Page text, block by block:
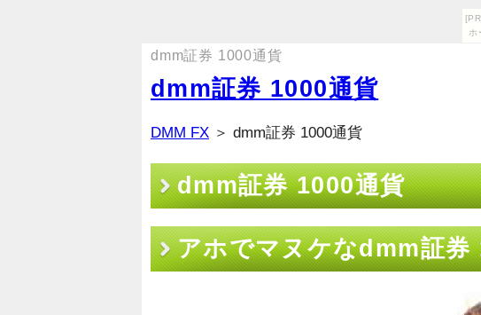
ホ
dmm証券 1000通貨
dmm証券 1000通貨
DMM FX ＞ dmm証券 1000通貨
dmm証券 1000通貨
アホでマヌケなdmm証券